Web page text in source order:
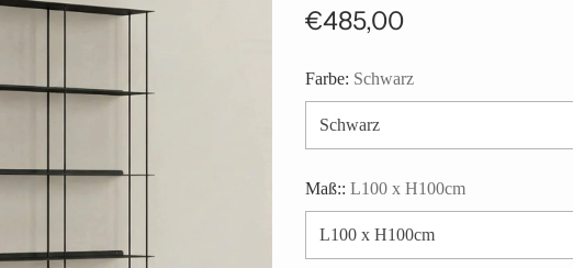
Normaler
Preis
€485,00
Farbe: Schwarz
Maß::L100 x H100cm